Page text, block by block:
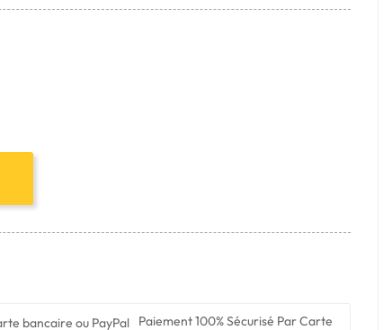
Paiement 100% Sécurisé Par Carte